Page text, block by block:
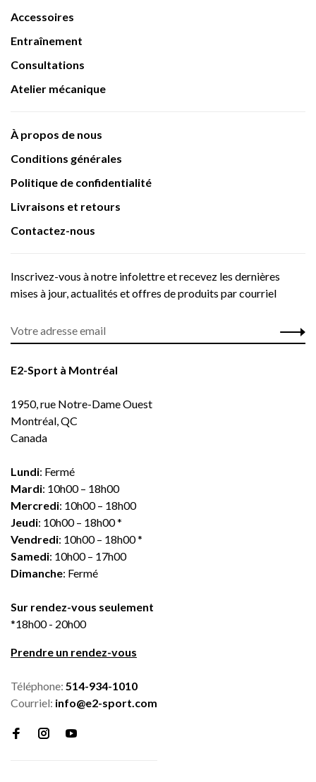
Accessoires
Entraînement
Consultations
Atelier mécanique
À propos de nous
Conditions générales
Politique de confidentialité
Livraisons et retours
Contactez-nous
Inscrivez-vous à notre infolettre et recevez les dernières
mises à jour, actualités et offres de produits par courriel
E2-Sport à Montréal
1950, rue Notre-Dame Ouest
Montréal, QC
Canada
Lundi: Fermé
Mardi: 10h00 – 18h00
Mercredi: 10h00 – 18h00
Jeudi: 10h00 – 18h00 *
Vendredi: 10h00 – 18h00 *
Samedi: 10h00 – 17h00
Dimanche: Fermé
Sur rendez-vous seulement
*18h00 - 20h00
Prendre un rendez-vous
Téléphone: 514-934-1010
Courriel: info@e2-sport.com